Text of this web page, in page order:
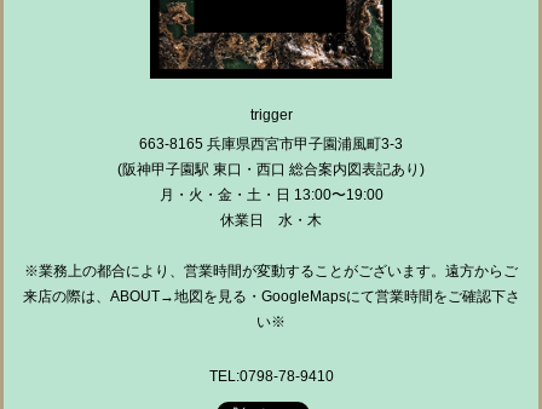
trigger
663-8165 兵庫県西宮市甲子園浦風町3-3
(阪神甲子園駅 東口・西口 総合案内図表記あり)
月・火・金・土・日 13:00〜19:00
休業日 水・木
※業務上の都合により、営業時間が変動することがございます。遠方からご
来店の際は、ABOUT→地図を見る・GoogleMapsにて営業時間をご確認下さ
い※
TEL:0798-78-9410